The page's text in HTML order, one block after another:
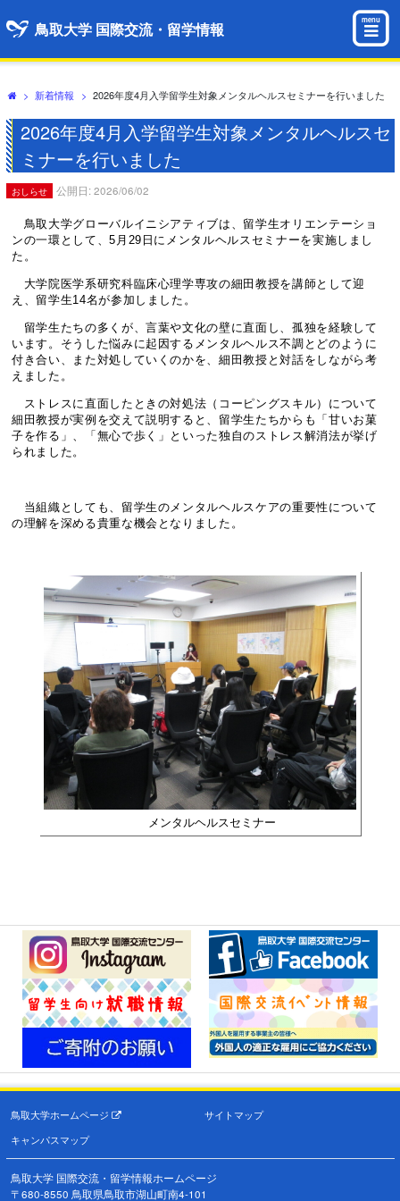
鳥取大学 国際交流・留学情報 menu
> 新着情報 > 2026年度4月入学留学生対象メンタルヘルスセミナーを行いました
2026年度4月入学留学生対象メンタルヘルスセ
ミナーを行いました
おしらせ 公開日: 2026/06/02
鳥取大学グローバルイニシアティブは、留学生オリエンテーショ
ンの一環として、5月29日にメンタルヘルスセミナーを実施しまし
た。
大学院医学系研究科臨床心理学専攻の細田教授を講師として迎
え、留学生14名が参加しました。
留学生たちの多くが、言葉や文化の壁に直面し、孤独を経験して
います。そうした悩みに起因するメンタルヘルス不調とどのように
付き合い、また対処していくのかを、細田教授と対話をしながら考
えました。
ストレスに直面したときの対処法（コーピングスキル）について
細田教授が実例を交えて説明すると、留学生たちからも「甘いお菓
子を作る」、「無心で歩く」といった独自のストレス解消法が挙げ
られました。
当組織としても、留学生のメンタルヘルスケアの重要性について
の理解を深める貴重な機会となりました。
メンタルヘルスセミナー
鳥取大学ホームページ
サイトマップ
キャンパスマップ
鳥取大学 国際交流・留学情報ホームページ
〒680-8550 鳥取県鳥取市湖山町南4-101